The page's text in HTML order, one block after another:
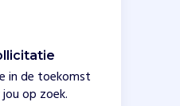
in de toekomst
op zoek.